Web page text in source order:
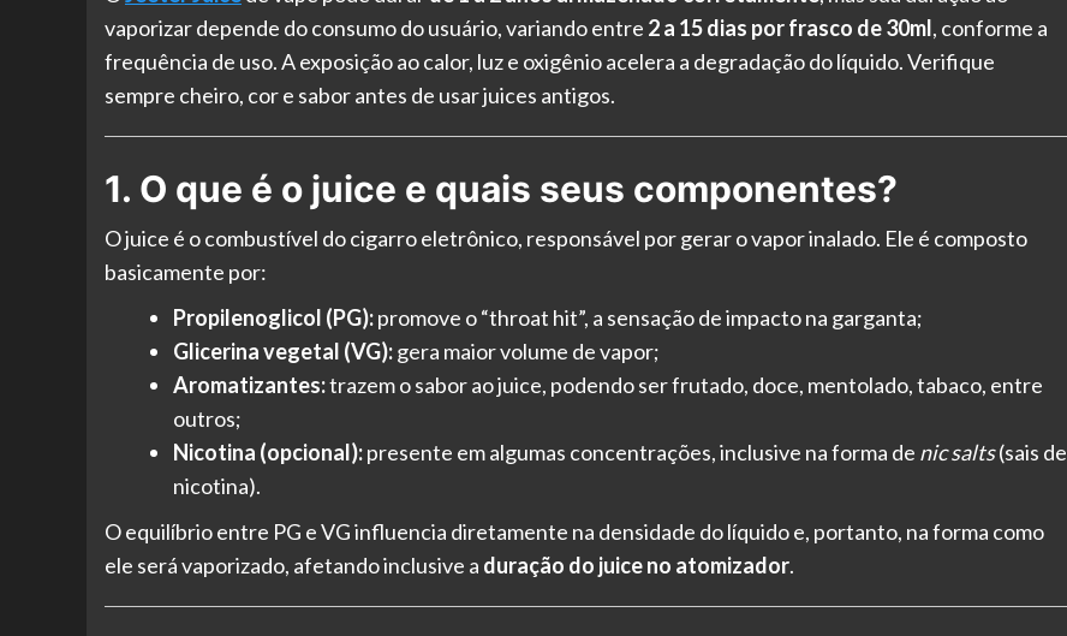
vaporizar depende do consumo do usuário, variando entre 2 a 15 dias por frasco de 30ml, conforme a
frequência de uso. A exposição ao calor, luz e oxigênio acelera a degradação do líquido. Verifique
sempre cheiro, cor e sabor antes de usar juices antigos.
1. O que é o juice e quais seus componentes?
O juice é o combustível do cigarro eletrônico, responsável por gerar o vapor inalado. Ele é composto
basicamente por:
Propilenoglicol (PG):promove o “throat hit”, a sensação de impacto na garganta;
Glicerina vegetal (VG):gera maior volume de vapor;
Aromatizantes:trazem o sabor ao juice, podendo ser frutado, doce, mentolado, tabaco, entre
outros;
Nicotina (opcional):presente em algumas concentrações, inclusive na forma de nic salts(sais de
nicotina).
O equilíbrio entre PG e VG influencia diretamente na densidade do líquido e, portanto, na forma como
ele será vaporizado, afetando inclusive a duração do juice no atomizador.